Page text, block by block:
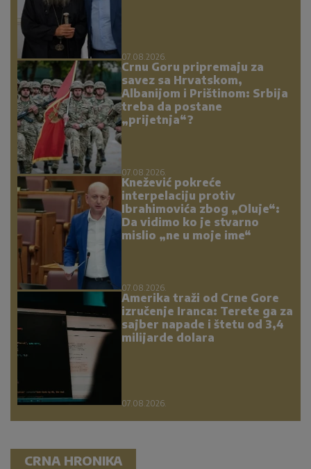
07.08.2026.
Crnu Goru pripremaju za
savez sa Hrvatskom,
Albanijom i Prištinom: Srbija
treba da postane
„prijetnja“?
07.08.2026.
Knežević pokreće
interpelaciju protiv
Ibrahimovića zbog „Oluje“:
Da vidimo ko je stvarno
mislio „ne u moje ime“
07.08.2026.
Amerika traži od Crne Gore
izručenje Iranca: Terete ga za
sajber napade i štetu od 3,4
milijarde dolara
07.08.2026.
CRNA HRONIKA